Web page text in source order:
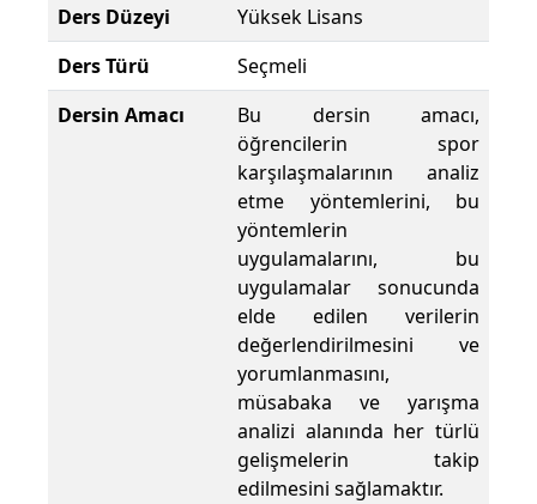
Ders Düzeyi
Yüksek Lisans
Ders Türü
Seçmeli
Dersin Amacı
Bu dersin amacı,
öğrencilerin spor
karşılaşmalarının analiz
etme yöntemlerini, bu
yöntemlerin
uygulamalarını, bu
uygulamalar sonucunda
elde edilen verilerin
değerlendirilmesini ve
yorumlanmasını,
müsabaka ve yarışma
analizi alanında her türlü
gelişmelerin takip
edilmesini sağlamaktır.